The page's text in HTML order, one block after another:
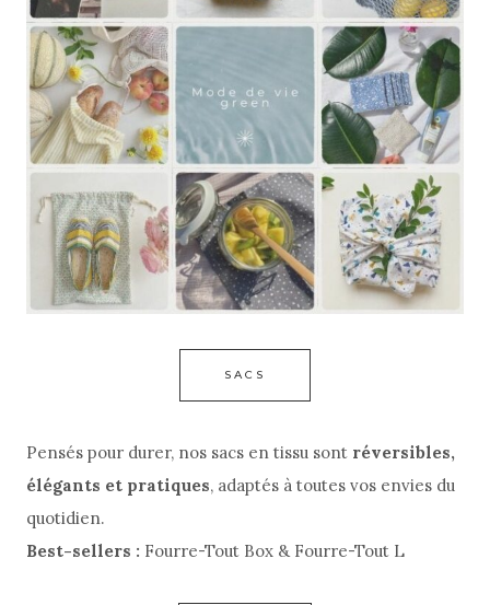
SACS
Pensés pour durer, nos sacs en tissu sont réversibles,
élégants et pratiques, adaptés à toutes vos envies du
quotidien.
Best-sellers : Fourre-Tout Box & Fourre-Tout L